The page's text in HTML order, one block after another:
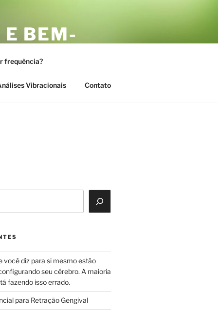
BEM-
frequência?
Vibracionais Contato
você diz para si mesmo estão
seu cérebro. A maioria
fazendo isso errado.
para Retração Gengival